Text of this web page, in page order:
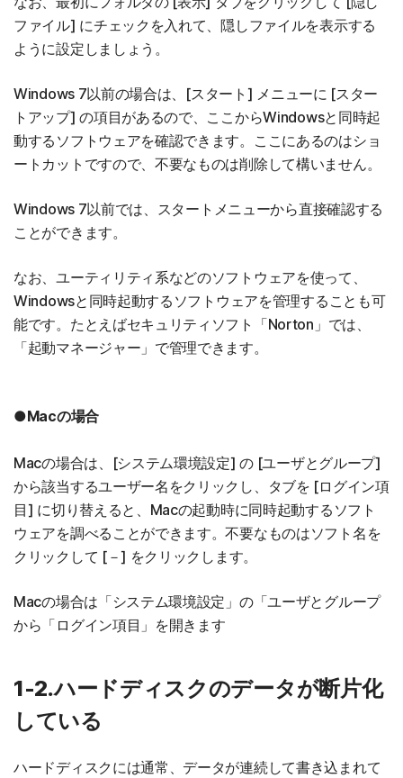
ファイル] にチェックを入れて、隠しファイルを表示する
ように設定しましょう。
Windows 7以前の場合は、[スタート] メニューに [スター
トアップ] の項目があるので、ここからWindowsと同時起
動するソフトウェアを確認できます。ここにあるのはショ
ートカットですので、不要なものは削除して構いません。
Windows 7以前では、スタートメニューから直接確認する
ことができます。
なお、ユーティリティ系などのソフトウェアを使って、
Windowsと同時起動するソフトウェアを管理することも可
能です。たとえばセキュリティソフト「Norton」では、
「起動マネージャー」で管理できます。
●Macの場合
Macの場合は、[システム環境設定] の [ユーザとグループ]
から該当するユーザー名をクリックし、タブを [ログイン項
目] に切り替えると、Macの起動時に同時起動するソフト
ウェアを調べることができます。不要なものはソフト名を
クリックして [－] をクリックします。
Macの場合は「システム環境設定」の「ユーザとグループ
から「ログイン項目」を開きます
1-2.ハードディスクのデータが断片化
している
ハードディスクには通常、データが連続して書き込まれて